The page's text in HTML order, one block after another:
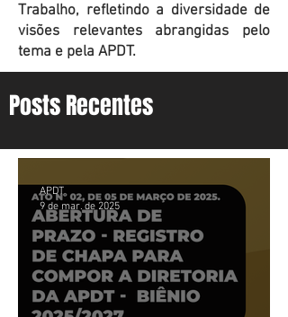
Trabalho, refletindo a diversidade de
visões relevantes abrangidas pelo
tema e pela APDT.
Posts Recentes
APDT
9 de mar. de 2025